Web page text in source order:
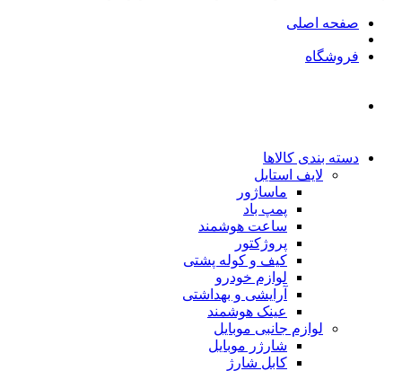
صفحه اصلی
فروشگاه
دسته بندی کالاها
لایف استایل
ماساژور
پمپ باد
ساعت هوشمند
پروژکتور
کیف و کوله پشتی
لوازم خودرو
آرایشی و بهداشتی
عینک هوشمند
لوازم جانبی موبایل
شارژر موبایل
کابل شارژ